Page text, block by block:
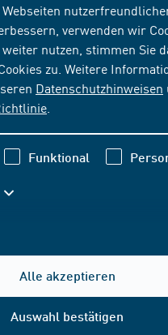
verwenden wir
weiter nutzen, stimmen Sie
zu. Weitere
Datenschutzhinweisen
Funktional
Alle akzeptieren
Auswahl bestätigen
Hilfe &